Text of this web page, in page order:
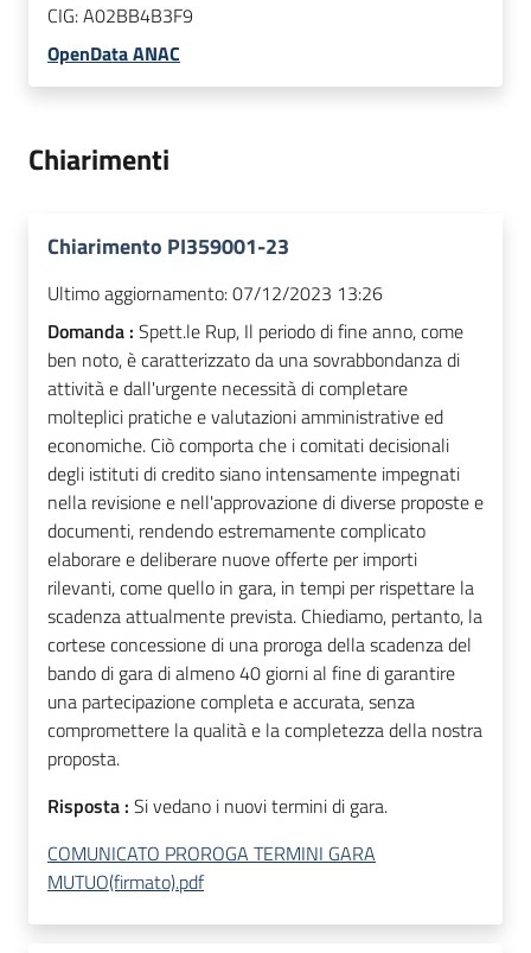
CIG:A02BB4B3F9
OpenData ANAC
Chiarimenti
Chiarimento PI359001-23
Ultimo aggiornamento:07/12/2023 13:26
Domanda : Spett.le Rup, Il periodo di fine anno, come
ben noto, è caratterizzato da una sovrabbondanza di
attività e dall'urgente necessità di completare
molteplici pratiche e valutazioni amministrative ed
economiche. Ciò comporta che i comitati decisionali
degli istituti di credito siano intensamente impegnati
nella revisione e nell'approvazione di diverse proposte e
documenti, rendendo estremamente complicato
elaborare e deliberare nuove offerte per importi
rilevanti, come quello in gara, in tempi per rispettare la
scadenza attualmente prevista. Chiediamo, pertanto, la
cortese concessione di una proroga della scadenza del
bando di gara di almeno 40 giorni al fine di garantire
una partecipazione completa e accurata, senza
compromettere la qualità e la completezza della nostra
proposta.
Risposta : Si vedano i nuovi termini di gara.
COMUNICATO PROROGA TERMINI GARA
MUTUO(firmato).pdf